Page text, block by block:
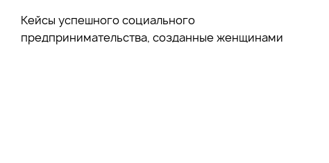
Кейсы успешного социального
предпринимательства, созданные женщинами